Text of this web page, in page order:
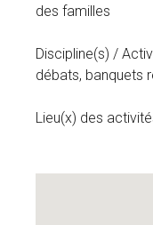
des familles
Discipline(s) /
débats, banquets
Lieu(x) des